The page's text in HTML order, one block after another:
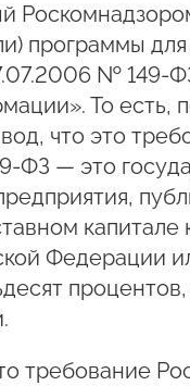
программы
№
То есть,
что это
ФЗ — это
капитале
Федерации
требование